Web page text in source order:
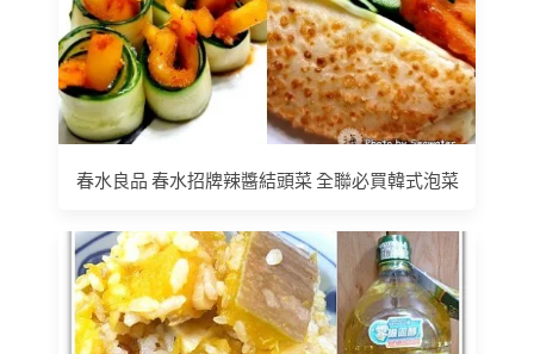
春水良品 春水招牌辣醬結頭菜 全聯必買韓式泡菜